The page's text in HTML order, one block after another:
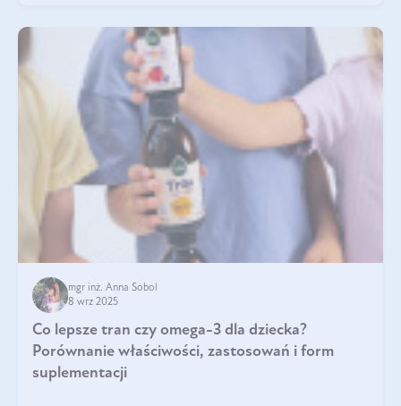
mgr inż. Anna Sobol
8 wrz 2025
Co lepsze tran czy omega-3 dla dziecka?
Porównanie właściwości, zastosowań i form
suplementacji